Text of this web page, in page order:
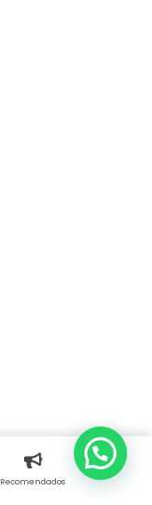
Recomendados